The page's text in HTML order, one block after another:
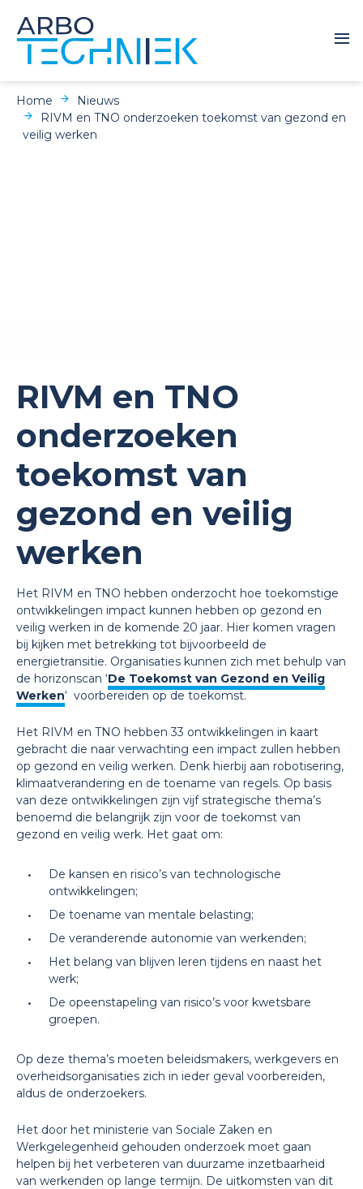
Home
Nieuws
RIVM en TNO onderzoeken toekomst van gezond en
veilig werken
RIVM en TNO
onderzoeken
toekomst van
gezond en veilig
werken
Het RIVM en TNO hebben onderzocht hoe toekomstige
ontwikkelingen impact kunnen hebben op gezond en
veilig werken in de komende 20 jaar. Hier komen vragen
bij kijken met betrekking tot bijvoorbeeld de
energietransitie. Organisaties kunnen zich met behulp van
de horizonscan ‘De Toekomst van Gezond en Veilig
Werken‘ voorbereiden op de toekomst.
Het RIVM en TNO hebben 33 ontwikkelingen in kaart
gebracht die naar verwachting een impact zullen hebben
op gezond en veilig werken. Denk hierbij aan robotisering,
klimaatverandering en de toename van regels. Op basis
van deze ontwikkelingen zijn vijf strategische thema’s
benoemd die belangrijk zijn voor de toekomst van
gezond en veilig werk. Het gaat om:
De kansen en risico’s van technologische
ontwikkelingen;
De toename van mentale belasting;
De veranderende autonomie van werkenden;
Het belang van blijven leren tijdens en naast het
werk;
De opeenstapeling van risico’s voor kwetsbare
groepen.
Op deze thema’s moeten beleidsmakers, werkgevers en
overheidsorganisaties zich in ieder geval voorbereiden,
aldus de onderzoekers.
Het door het ministerie van Sociale Zaken en
Werkgelegenheid gehouden onderzoek moet gaan
helpen bij het verbeteren van duurzame inzetbaarheid
van werkenden op lange termijn. De uitkomsten van dit